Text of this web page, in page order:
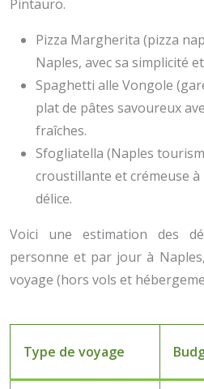
Pintauro.
Pizza Margherita (pizza
Naples, avec sa simplicité
Spaghetti alle Vongole
plat de pâtes savoureux
fraîches.
Sfogliatella (Naples
croustillante et crémeuse
délice.
Voici une estimation des
personne et par jour à
voyage (hors vols et
Type de voyage